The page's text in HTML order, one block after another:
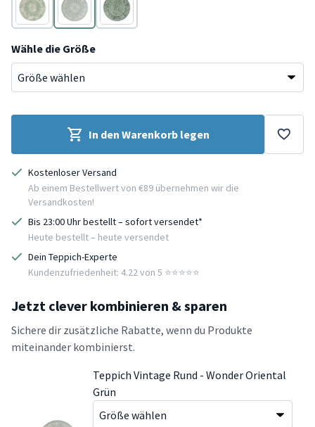
Grün Grün
Schwarz
Wähle die Größe
In den Warenkorb legen
Kostenloser Versand
Ab einem Bestellwert von €89 übernehmen wir die
Versandkosten!
Bis 23:00 Uhr bestellt – sofort versendet*
Heute bestellt – heute versendet
Dein Teppich-Experte
Kundenzufriedenheit: 4.22 von 5 ⭐️⭐️⭐️⭐️⭐️
Jetzt clever kombinieren & sparen
Sichere dir zusätzliche Rabatte, wenn du Produkte
miteinander kombinierst.
Teppich Vintage Rund - Wonder Oriental
Grün